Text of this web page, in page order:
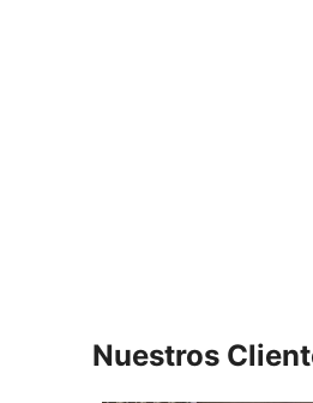
Nuestros